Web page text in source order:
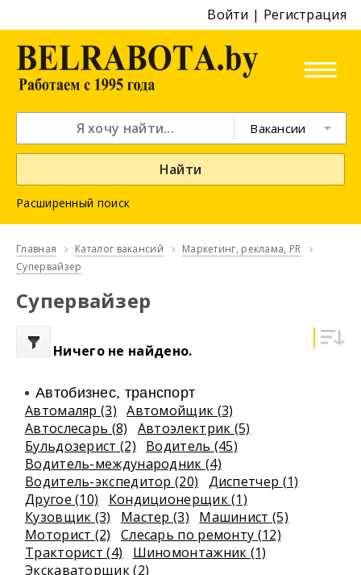
Войти | Регистрация
Вакансии
Найти
Расширенный поиск
Главная Каталог вакансий
Маркетинг, реклама, PR
Супервайзер
Супервайзер
Ничего не найдено.
Автобизнес, транспорт
Автомаляр (3)
Автомойщик (3)
Автослесарь (8)
Автоэлектрик (5)
Бульдозерист (2)
Водитель (45)
Водитель-международник (4)
Водитель-экспедитор (20)
Диспетчер (1)
Другое (10)
Кондиционерщик (1)
Кузовщик (3)
Мастер (3)
Машинист (5)
Моторист (2)
Слесарь по ремонту (12)
Тракторист (4)
Шиномонтажник (1)
Экскаваторщик (2)